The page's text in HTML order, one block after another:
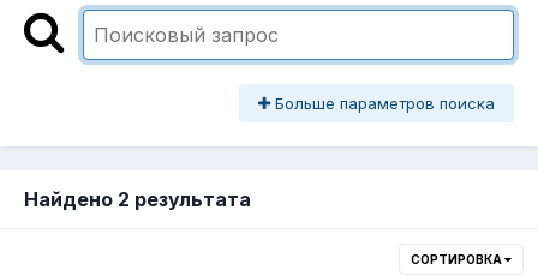
Больше параметров поиска
Найдено 2 результата
СОРТИРОВКА